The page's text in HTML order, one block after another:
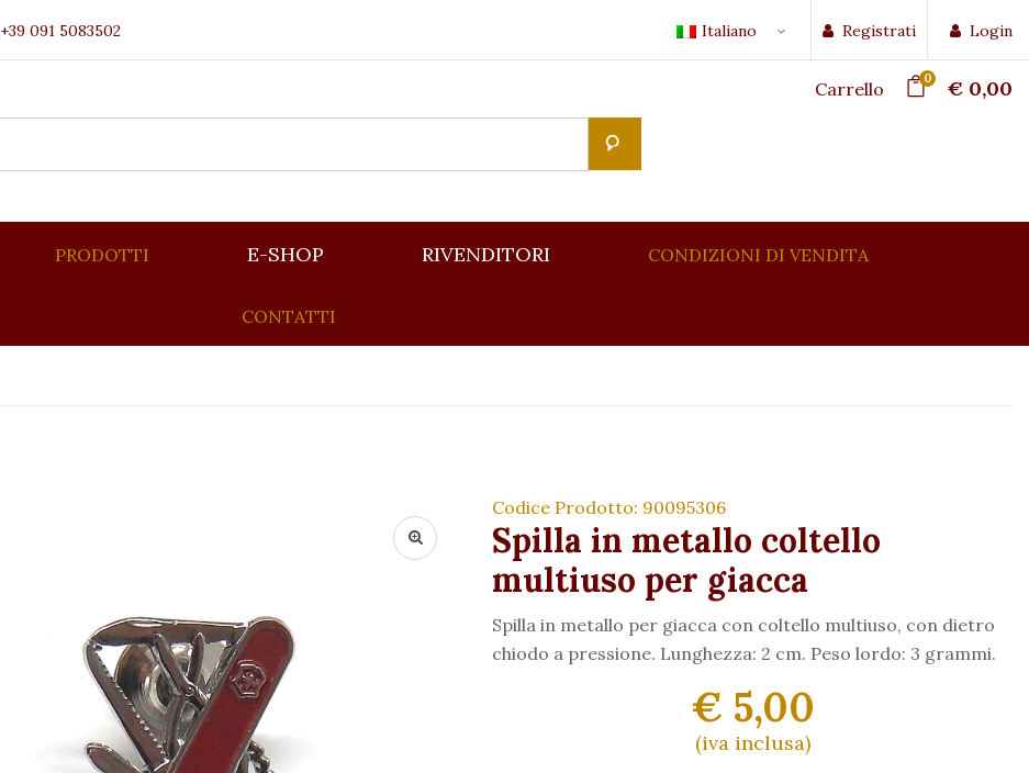
+39 091 5083502 Login
Registrati
Italiano
Carrello 0 € 0,00
PRODOTTI E-SHOP RIVENDITORI CONDIZIONI DI VENDITA
CONTATTI
Codice Prodotto: 90095306
Spilla in metallo coltello
multiuso per giacca
Spilla in metallo per giacca con coltello multiuso, con dietro
chiodo a pressione. Lunghezza: 2 cm. Peso lordo: 3 grammi.
€ 5,00
(iva inclusa)